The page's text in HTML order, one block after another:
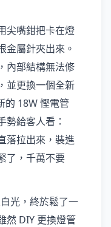
尖嘴鉗把卡在燈
金屬針夾出來。
內部結構無法修
並更換一個全新
的 18W 慳電管
勢給客人看：
落拉出來，裝進
了，千萬不要
光，終於鬆了一
然 DIY 更換燈管